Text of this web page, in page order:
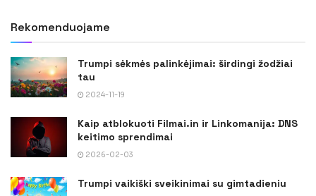
Rekomenduojame
Trumpi sėkmės palinkėjimai: širdingi žodžiai
tau
2024-11-19
Kaip atblokuoti Filmai.in ir Linkomanija: DNS
keitimo sprendimai
2026-02-03
Trumpi vaikiški sveikinimai su gimtadieniu